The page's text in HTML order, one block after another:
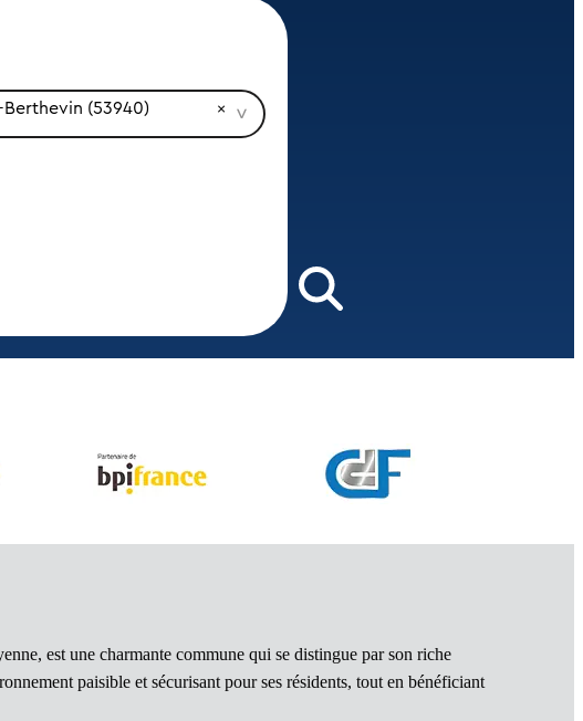
Berthevin (53940)
est une charmante commune qui se distingue par son riche
paisible et sécurisant pour ses résidents, tout en bénéficiant